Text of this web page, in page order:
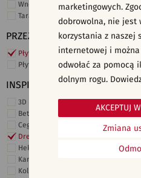
Wnętrza komercyjne
Taras i ogród
PRZEZNACZENIE
Płytki ścienne
Płytki podłogowe
INSPIRACJE
3D i struktury
Beton
Cegiełki
Drewno
Heksagonalne
Kamień
Kolor
marketingowych.
dobrowolna, nie jest
korzystania z naszej
internetowej i
odwołać za pomocą
dolnym rogu.
Zmiana
AKCEPTUJ